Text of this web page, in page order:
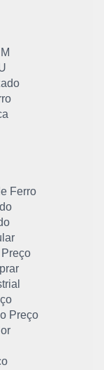
Ferro
Preço